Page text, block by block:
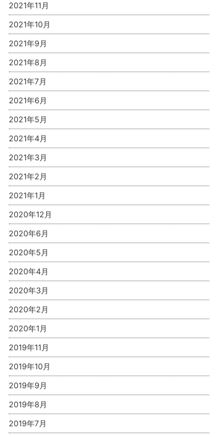
2021年11月
2021年10月
2021年9月
2021年8月
2021年7月
2021年6月
2021年5月
2021年4月
2021年3月
2021年2月
2021年1月
2020年12月
2020年6月
2020年5月
2020年4月
2020年3月
2020年2月
2020年1月
2019年11月
2019年10月
2019年9月
2019年8月
2019年7月